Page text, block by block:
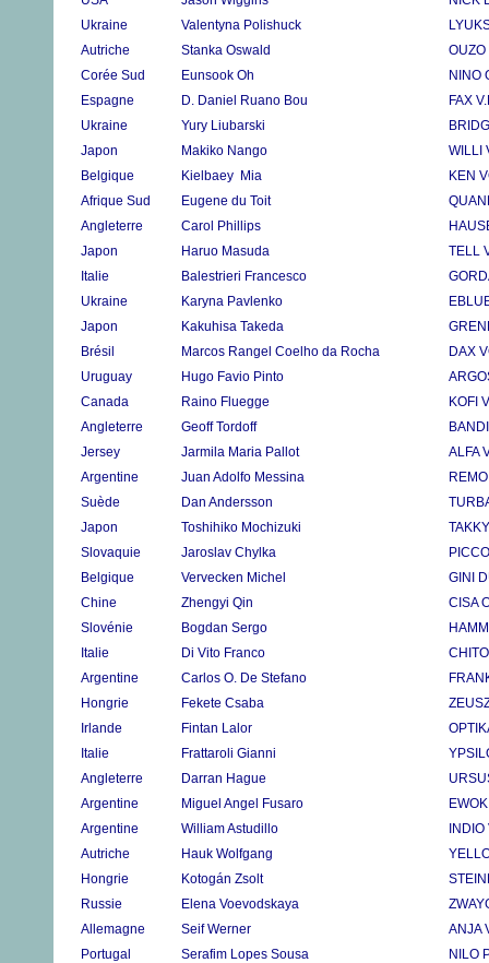
Ukraine
Valentyna Polishuck
Autriche
Stanka Oswald
OUZO
Corée Sud
Eunsook Oh
NINO
Espagne
D. Daniel Ruano Bou
FAX
Ukraine
Yury Liubarski
Japon
Makiko Nango
WILLI
Belgique
Kielbaey Mia
KEN
Afrique Sud
Eugene du Toit
Angleterre
Carol Phillips
Japon
Haruo Masuda
TELL
Italie
Balestrieri Francesco
Ukraine
Karyna Pavlenko
Japon
Kakuhisa Takeda
Brésil
Marcos Rangel Coelho da Rocha
DAX
Uruguay
Hugo Favio Pinto
Canada
Raino Fluegge
KOFI
Angleterre
Geoff Tordoff
Jersey
Jarmila Maria Pallot
ALFA
Argentine
Juan Adolfo Messina
Suède
Dan Andersson
Japon
Toshihiko Mochizuki
Slovaquie
Jaroslav Chylka
Belgique
Vervecken Michel
GINI
Chine
Zhengyi Qin
CISA
Slovénie
Bogdan Sergo
Italie
Di Vito Franco
CHITO
Argentine
Carlos O. De Stefano
Hongrie
Fekete Csaba
Irlande
Fintan Lalor
Italie
Frattaroli Gianni
Angleterre
Darran Hague
Argentine
Miguel Angel Fusaro
Argentine
William Astudillo
Autriche
Hauk Wolfgang
Hongrie
Kotogán Zsolt
Russie
Elena Voevodskaya
Allemagne
Seif Werner
ANJA
Portugal
Serafim Lopes Sousa
NILO